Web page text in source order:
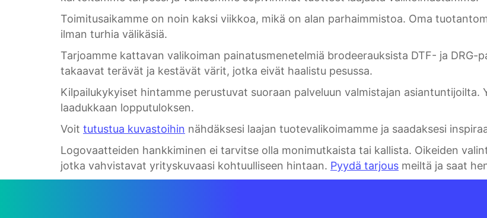
Toimitusaikamme on noin kaksi viikkoa, mikä on alan parhaimmistoa. Oma
ilman turhia välikäsiä.
Tarjoamme kattavan valikoiman painatusmenetelmiä brodeerauksista DTF- ja DRG-
takaavat terävät ja kestävät värit, jotka eivät haalistu pesussa.
Kilpailukykyiset hintamme perustuvat suoraan palveluun valmistajan asiantuntijoilta.
laadukkaan lopputuloksen.
Voit tutustua kuvastoihin nähdäksesi laajan tuotevalikoimamme ja saadaksesi
Logovaatteiden hankkiminen ei tarvitse olla monimutkaista tai kallista. Oikeiden
jotka vahvistavat yrityskuvaasi kohtuulliseen hintaan. Pyydä tarjous meiltä ja saat